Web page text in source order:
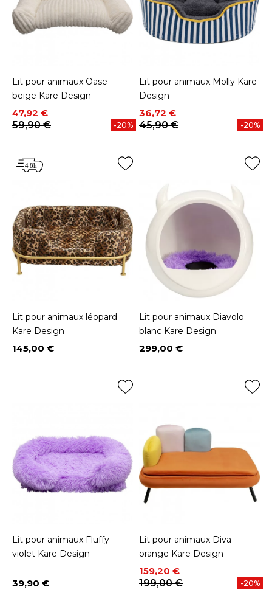
Lit pour animaux Oase
beige Kare Design
Prix
47,92 €
Prix de base
59,90 €
-20%
Lit pour animaux Molly Kare
Design
Prix
36,72 €
Prix de base
45,90 €
-20%
Lit pour animaux léopard
Kare Design
Prix
145,00 €
Lit pour animaux Diavolo
blanc Kare Design
Prix
299,00 €
Lit pour animaux Fluffy
violet Kare Design
Prix
39,90 €
Lit pour animaux Diva
orange Kare Design
Prix
159,20 €
Prix de base
199,00 €
-20%